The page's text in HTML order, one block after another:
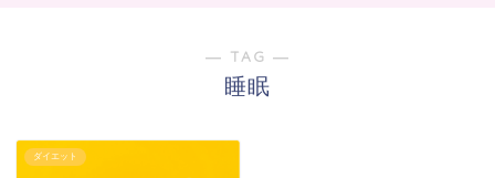
― TAG ―
睡眠
ダイエット